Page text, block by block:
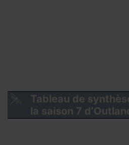
Tableau de
la saison 7